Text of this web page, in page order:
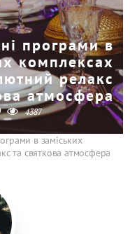
програми в
комплексах
релакс
атмосфера
4387
в заміських
та святкова атмосфера